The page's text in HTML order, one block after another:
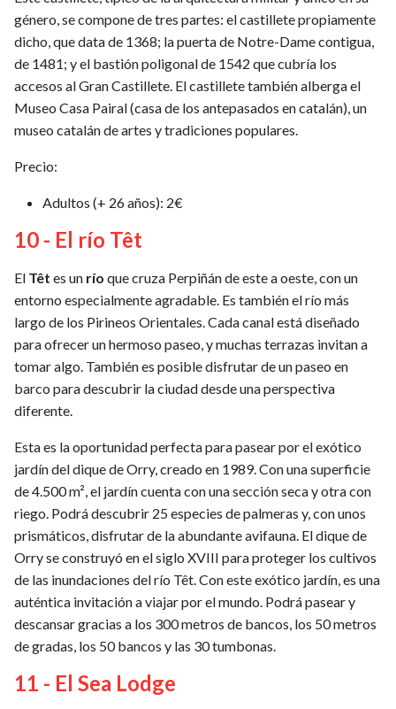
género, se compone de tres partes: el castillete propiamente
dicho, que data de 1368; la puerta de Notre-Dame contigua,
de 1481; y el bastión poligonal de 1542 que cubría los
accesos al Gran Castillete. El castillete también alberga el
Museo Casa Pairal (casa de los antepasados en catalán), un
museo catalán de artes y tradiciones populares.
Precio:
Adultos (+ 26 años): 2€
10 - El río Têt
El Têt es un río que cruza Perpiñán de este a oeste, con un
entorno especialmente agradable. Es también el río más
largo de los Pirineos Orientales. Cada canal está diseñado
para ofrecer un hermoso paseo, y muchas terrazas invitan a
tomar algo. También es posible disfrutar de un paseo en
barco para descubrir la ciudad desde una perspectiva
diferente.
Esta es la oportunidad perfecta para pasear por el exótico
jardín del dique de Orry, creado en 1989. Con una superficie
de 4.500 m², el jardín cuenta con una sección seca y otra con
riego. Podrá descubrir 25 especies de palmeras y, con unos
prismáticos, disfrutar de la abundante avifauna. El dique de
Orry se construyó en el siglo XVIII para proteger los cultivos
de las inundaciones del río Têt. Con este exótico jardín, es una
auténtica invitación a viajar por el mundo. Podrá pasear y
descansar gracias a los 300 metros de bancos, los 50 metros
de gradas, los 50 bancos y las 30 tumbonas.
11 - El Sea Lodge